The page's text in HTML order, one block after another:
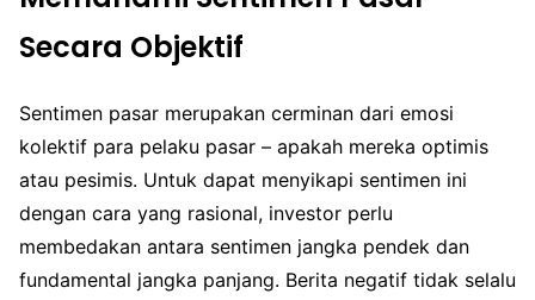
Secara Objektif
Sentimen pasar merupakan cerminan dari emosi
kolektif para pelaku pasar – apakah mereka optimis
atau pesimis. Untuk dapat menyikapi sentimen ini
dengan cara yang rasional, investor perlu
membedakan antara sentimen jangka pendek dan
fundamental jangka panjang. Berita negatif tidak selalu